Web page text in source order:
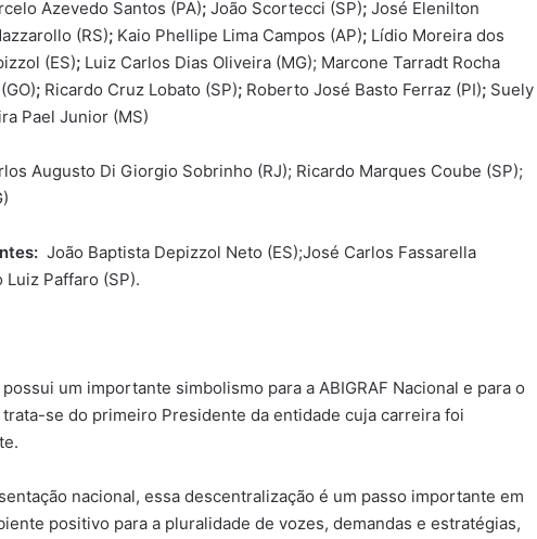
Azevedo Santos (PA); João Scortecci (SP); José Elenilton
(RS); Kaio Phellipe Lima Campos (AP); Lídio Moreira dos
(ES); Luiz Carlos Dias Oliveira (MG); Marcone Tarradt Rocha
; Ricardo Cruz Lobato (SP); Roberto José Basto Ferraz (PI); Suely
Pael Junior (MS)
Augusto Di Giorgio Sobrinho (RJ); Ricardo Marques Coube (SP);
João Baptista Depizzol Neto (ES);José Carlos Fassarella
Paffaro (SP).
um importante simbolismo para a ABIGRAF Nacional e para o
se do primeiro Presidente da entidade cuja carreira foi
nacional, essa descentralização é um passo importante em
positivo para a pluralidade de vozes, demandas e estratégias,